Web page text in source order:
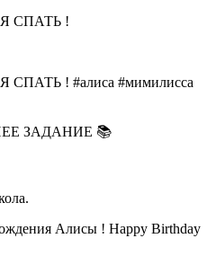
СПАТЬ !
! #алиса #мимилисса
ЗАДАНИЕ 📚
Алисы ! Happy Birthday